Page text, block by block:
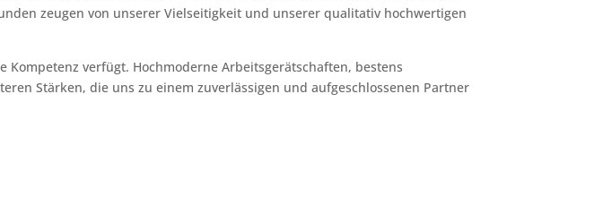
zeugen von unserer Vielseitigkeit und unserer qualitativ hochwertigen
verfügt. Hochmoderne Arbeitsgerätschaften, bestens
Stärken, die uns zu einem zuverlässigen und aufgeschlossenen Partner